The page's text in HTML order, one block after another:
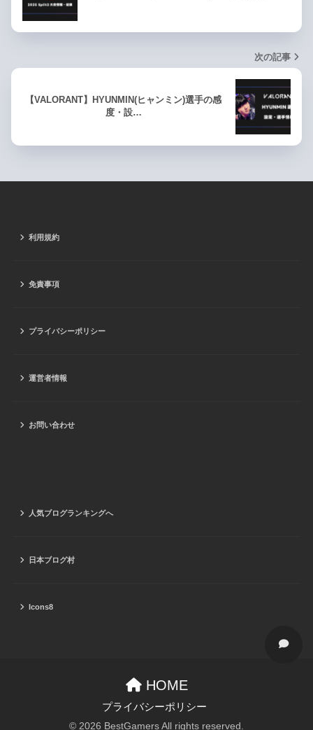
次の記事
【VALORANT】HYUNMIN(ヒャンミン)選手の感
度・設…
利用規約
免責事項
プライバシーポリシー
運営者情報
お問い合わせ
人気ブログランキングへ
日本ブログ村
Icons8
HOME
プライバシーポリシー
© 2026 BestGamers All rights reserved.